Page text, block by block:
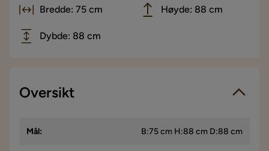
Bredde: 75 cm Høyde: 88 cm
Dybde: 88 cm
Oversikt
Mål: B:75 cm H:88 cm D:88 cm